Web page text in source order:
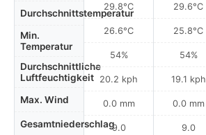
Durchschnittstemperatur
Min.
Temperatur
Durchschnittliche
Luftfeuchtigkeit
Max. Wind
Gesamtniederschlag
29.8°C
26.6°C
54%
20.2 kph
0.0 mm
9.0
29.6°C
25.8°C
54%
19.1 kph
0.0 mm
9.0